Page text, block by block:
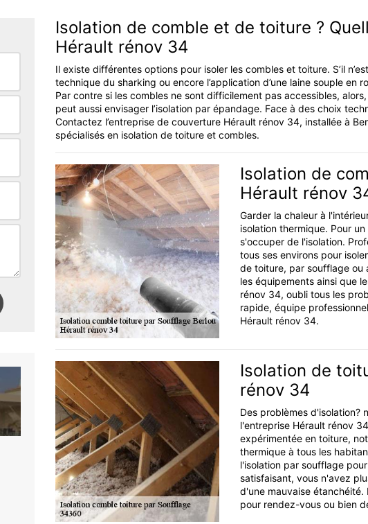
Isolation de comble et de toiture ?
Hérault rénov 34
Il existe différentes options pour isoler les combles et toiture. S’il
technique du sharking ou encore l’application d’une laine souple en
Par contre si les combles ne sont difficilement pas accessibles,
peut aussi envisager l’isolation par épandage. Face à des choix
Contactez l’entreprise de couverture Hérault rénov 34, installée à
spécialisés en isolation de toiture et combles.
Isolation de
Hérault rénov
Garder la chaleur à
isolation thermique. Pour
s'occuper de l'isolation.
tous ses environs pour
de toiture, par soufflage ou
les équipements ainsi que
rénov 34, oubli tous les
rapide, équipe
Hérault rénov 34.
Isolation de
rénov 34
Des problèmes d'isolation?
l'entreprise Hérault rénov
expérimentée en toiture,
thermique à tous les
l'isolation par soufflage
satisfaisant, vous n'avez
d'une mauvaise
pour rendez-vous ou bien